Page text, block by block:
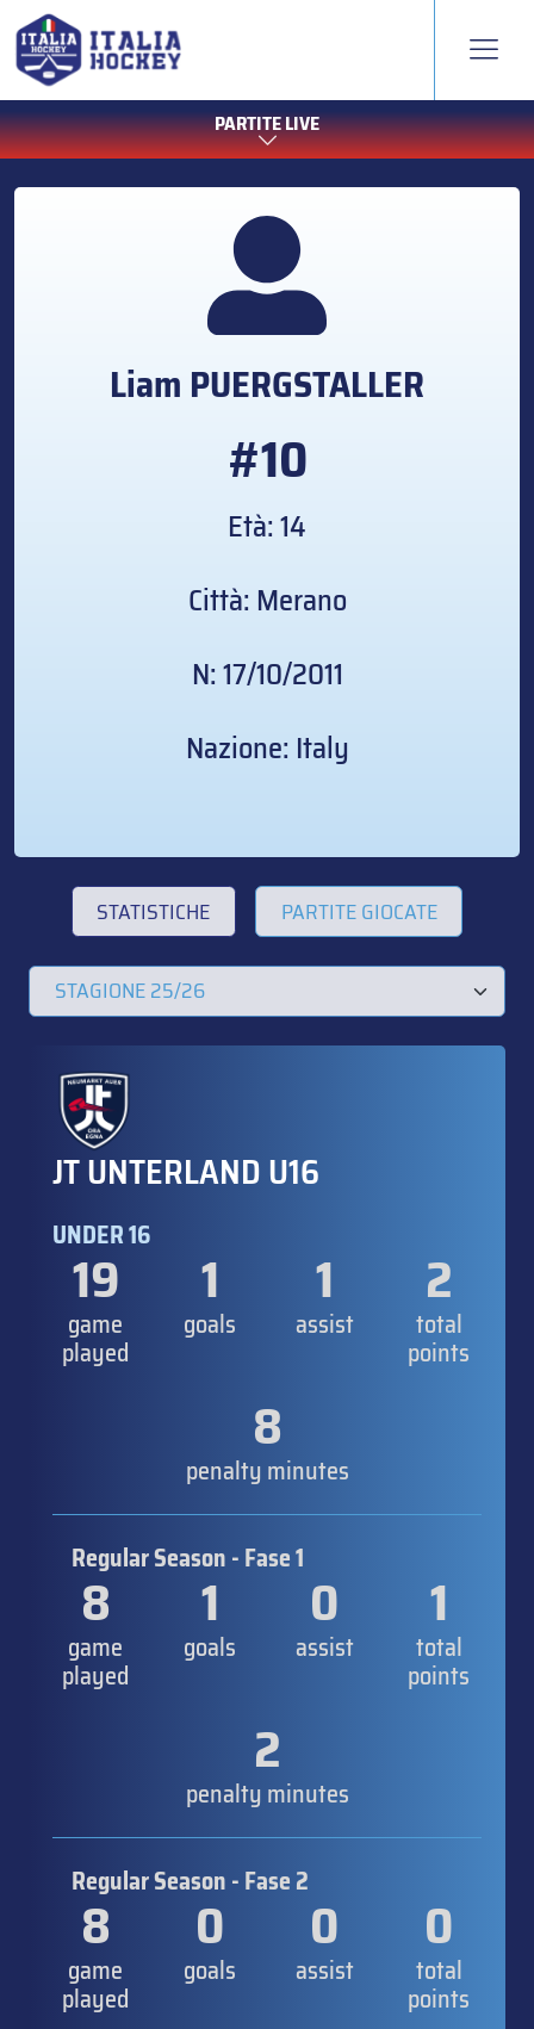
PARTITE LIVE
Liam PUERGSTALLER
#10
Età: 14
Città: Merano
N: 17/10/2011
Nazione: Italy
STATISTICHE PARTITE GIOCATE
JT UNTERLAND U16
UNDER 16
19
game
played
1
goals
1
assist
2
total
points
8
penalty minutes
Regular Season - Fase 1
8
game
played
1
goals
0
assist
1
total
points
2
penalty minutes
Regular Season - Fase 2
8
game
played
0
goals
0
assist
0
total
points